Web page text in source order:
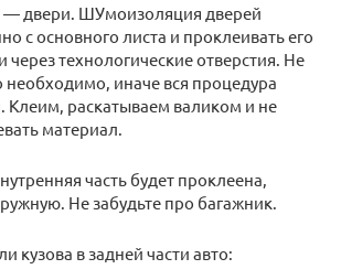
— двери. ШУмоизоляция дверей
с основного листа и проклеивать его
через технологические отверстия. Не
необходимо, иначе вся процедура
Клеим, раскатываем валиком и не
материал.
часть будет проклеена,
Не забудьте про багажник.
кузова в задней части авто: